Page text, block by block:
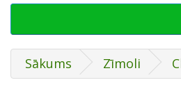
Sākums Zīmoli